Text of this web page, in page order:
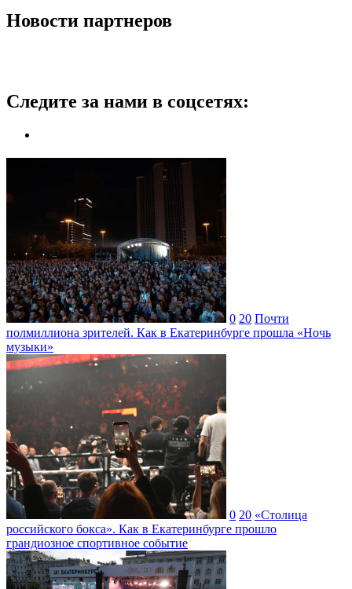
Новости партнеров
Следите за нами в соцсетях:
0 20 Почти
полмиллиона зрителей. Как в Екатеринбурге прошла «Ночь
музыки»
0 20 «Столица
российского бокса». Как в Екатеринбурге прошло
грандиозное спортивное событие